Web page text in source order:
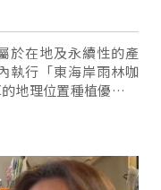
於在地及永續性的產
執行「東海岸雨林咖
地理位置種植優質的